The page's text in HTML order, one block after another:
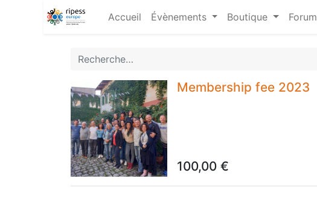
Accueil Évènements Boutique Forum
Membership fee 2023
100,00 €